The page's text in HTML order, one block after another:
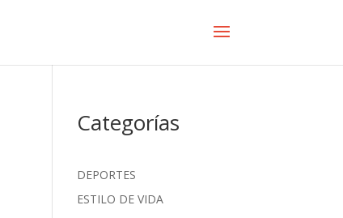
Categorías
DEPORTES
ESTILO DE VIDA